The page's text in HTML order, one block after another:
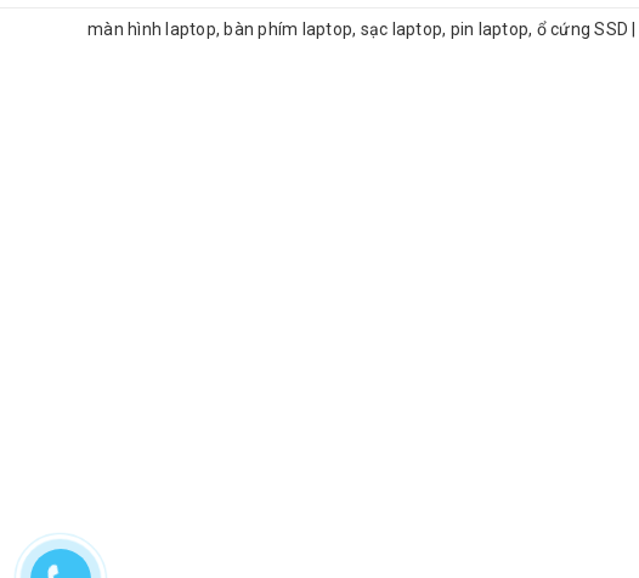
màn hình laptop, bàn phím laptop, sạc laptop, pin laptop, ổ cứng SSD|